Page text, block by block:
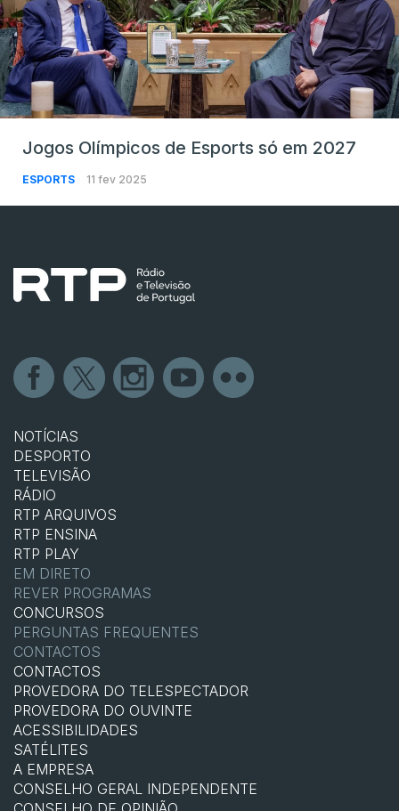
Jogos Olímpicos de Esports só em 2027
ESPORTS 11 fev 2025
NOTÍCIAS
DESPORTO
TELEVISÃO
RÁDIO
RTP ARQUIVOS
RTP ENSINA
RTP PLAY
EM DIRETO
REVER PROGRAMAS
CONCURSOS
PERGUNTAS FREQUENTES
CONTACTOS
CONTACTOS
PROVEDORA DO TELESPECTADOR
PROVEDORA DO OUVINTE
ACESSIBILIDADES
SATÉLITES
A EMPRESA
CONSELHO GERAL INDEPENDENTE